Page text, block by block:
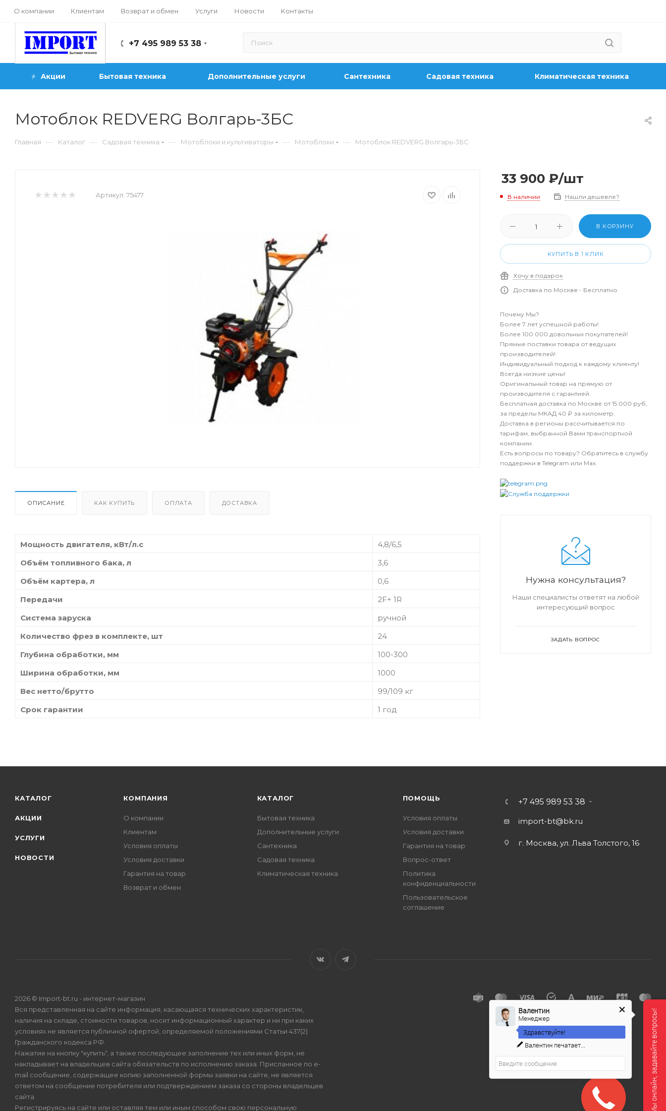
О компании Клиентам Возврат и обмен Услуги Новости Контакты
+7 495 989 53 38
Акции Бытовая техника Дополнительные услуги Сантехника Садовая техника Климатическая техника
Мотоблок REDVERG Волгарь-3БС
Главная — Каталог — Садовая техника — Мотоблоки и культиваторы — Мотоблоки — Мотоблок REDVERG Волгарь-3БС
Артикул: 75477
ОПИСАНИЕ КАК КУПИТЬ ОПЛАТА ДОСТАВКА
Мощность двигателя, кВт/л.с
4,8/6,5
Объём топливного бака, л
3,6
Объём картера, л
0,6
Передачи
2F+ 1R
Система заруска
ручной
Количество фрез в комплекте, шт
24
Глубина обработки, мм
100-300
Ширина обработки, мм
1000
Вес нетто/брутто
99/109 кг
Срок гарантии
1 год
33 900 ₽/шт
В наличии Нашли дешевле?
В КОРЗИНУ
КУПИТЬ В 1 КЛИК
Хочу в подарок
Доставка по Москве - Бесплатно
Почему Мы?
Более 7 лет успешной работы!
Более 100 000 довольных покупателей!
Прямые поставки товара от ведущих
производителей!
Индивидуальный подход к каждому клиенту!
Всегда низкие цены!
Оригинальный товар на прямую от
производителя с гарантией.
Бесплатная доставка по Москве от 15 000 руб,
за пределы МКАД 40 ₽ за километр.
Доставка в регионы рассчитывается по
тарифам, выбранной Вами транспортной
компании.
Есть вопросы по товару? Обратитесь в службу
поддержки в Telegram или Max.
Нужна консультация?
Наши специалисты ответят на любой
интересующий вопрос
ЗАДАТЬ ВОПРОС
КАТАЛОГ
АКЦИИ
УСЛУГИ
НОВОСТИ
КОМПАНИЯ
О компании
Клиентам
Условия оплаты
Условия доставки
Гарантия на товар
Возврат и обмен
КАТАЛОГ
Бытовая техника
Дополнительные услуги
Сантехника
Садовая техника
Климатическая техника
ПОМОЩЬ
Условия оплаты
Условия доставки
Гарантия на товар
Вопрос-ответ
Политика
конфиденциальности
Пользовательское
соглашение
+7 495 989 53 38
import-bt@bk.ru
г. Москва, ул. Льва Толстого, 16
2026 © Import-bt.ru - интернет-магазин
Вся представленная на сайте информация, касающаяся технических характеристик,
наличия на складе, стоимости товаров, носит информационный характер и ни при каких
условиях не является публичной офертой, определяемой положениями Статьи 437(2)
Гражданского кодекса РФ.
Нажатие на кнопку "купить", а также последующее заполнение тех или иных форм, не
накладывает на владельцев сайта обязательств по исполнению заказа. Присланное по e-
mail сообщение, содержащее копию заполненной формы заявки на сайте, не является
ответом на сообщение потребителя или подтверждением заказа со стороны владельцев
сайта.
Регистрируясь на сайте или оставляя тем или иным способом свою персональную
Мы онлайн, задавайте вопросы!
Валентин
Менеджер
Здравствуйте!
Валентин печатает...